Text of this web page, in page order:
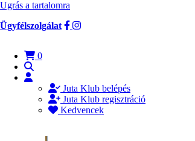
Ugrás a tartalomra
Ügyfélszolgálat
0
Juta Klub belépés
Juta Klub regisztráció
Kedvencek